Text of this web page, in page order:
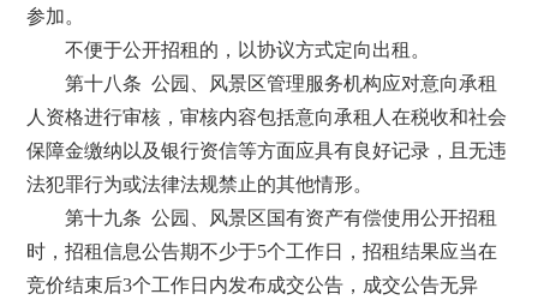
参加。
不便于公开招租的，以协议方式定向出租。
第十八条 公园、风景区管理服务机构应对意向承租
人资格进行审核，审核内容包括意向承租人在税收和社会
保障金缴纳以及银行资信等方面应具有良好记录，且无违
法犯罪行为或法律法规禁止的其他情形。
第十九条 公园、风景区国有资产有偿使用公开招租
时，招租信息公告期不少于5个工作日，招租结果应当在
竞价结束后3个工作日内发布成交公告，成交公告无异